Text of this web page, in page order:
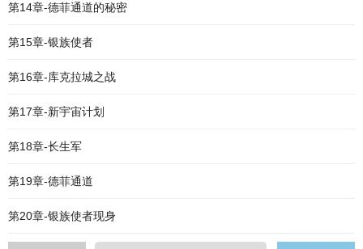
第14章-德菲通道的秘密
第15章-银族使者
第16章-库克拉城之战
第17章-新宇宙计划
第18章-长生军
第19章-德菲通道
第20章-银族使者现身